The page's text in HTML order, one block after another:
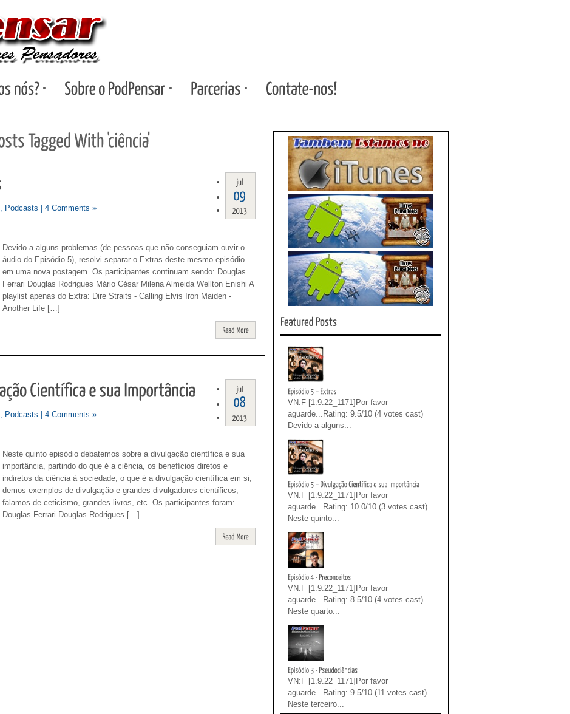
Podcasts | 4 Comments »
Devido a alguns problemas (de pessoas que não conseguiam ouvir o
áudio do Episódio 5), resolvi separar o Extras deste mesmo episódio
em uma nova postagem. Os participantes continuam sendo: Douglas
Ferrari Douglas Rodrigues Mário César Milena Almeida Wellton Enishi A
playlist apenas do Extra: Dire Straits - Calling Elvis Iron Maiden -
Another Life […]
, Podcasts 4 Comments »
Neste quinto episódio debatemos sobre a divulgação científica e sua
importância, partindo do que é a ciência, os benefícios diretos e
indiretos da ciência à sociedade, o que é a divulgação científica em si,
demos exemplos de divulgação e grandes divulgadores científicos,
falamos de ceticismo, grandes livros, etc. Os participantes foram:
Douglas Ferrari Douglas Rodrigues […]
VN:F [1.9.22_1171]Por favor
aguarde...Rating: 9.5/10 (4 votes cast)
Devido a alguns...
VN:F [1.9.22_1171]Por favor
aguarde...Rating: 10.0/10 (3 votes cast)
Neste quinto...
VN:F [1.9.22_1171]Por favor
aguarde...Rating: 8.5/10 (4 votes cast)
Neste quarto...
VN:F [1.9.22_1171]Por favor
aguarde...Rating: 9.5/10 (11 votes cast)
Neste terceiro...